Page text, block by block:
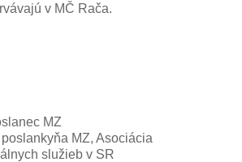
v MČ Rača.
MZ
MZ, Asociácia
služieb v SR